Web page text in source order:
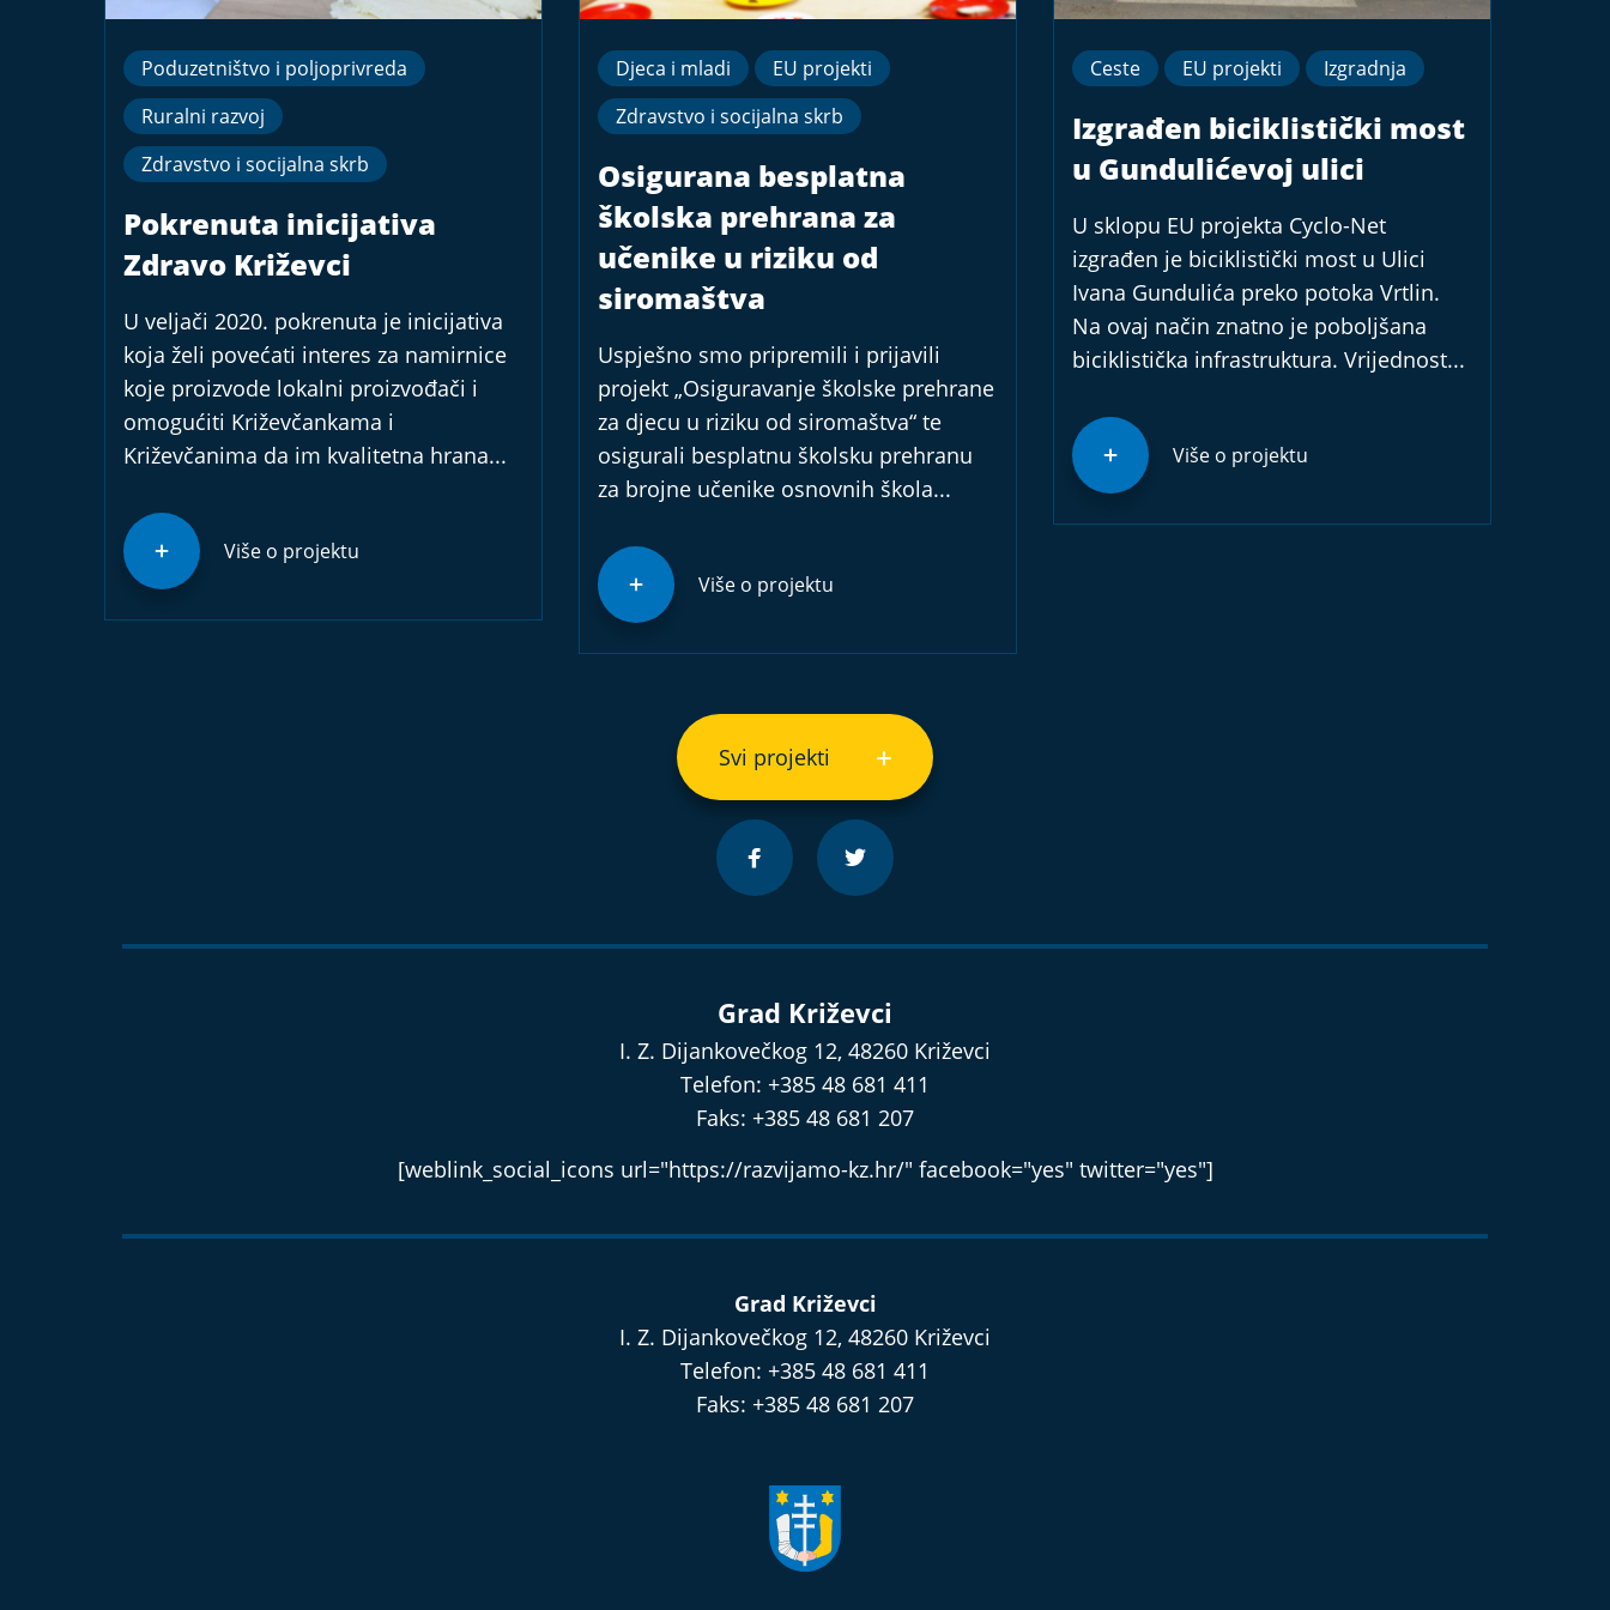
Poduzetništvo i poljoprivreda
Ruralni razvoj
Zdravstvo i socijalna skrb
Pokrenuta inicijativa
Zdravo Križevci
U veljači 2020. pokrenuta je inicijativa
koja želi povećati interes za namirnice
koje proizvode lokalni proizvođači i
omogućiti Križevčankama i
Križevčanima da im kvalitetna hrana...
Više o projektu
Djeca i mladi
EU projekti
Zdravstvo i socijalna skrb
Osigurana besplatna
školska prehrana za
učenike u riziku od
siromaštva
Uspješno smo pripremili i prijavili
projekt „Osiguravanje školske prehrane
za djecu u riziku od siromaštva“ te
osigurali besplatnu školsku prehranu
za brojne učenike osnovnih škola...
Više o projektu
Ceste EU projekti Izgradnja
Izgrađen biciklistički most
u Gundulićevoj ulici
U sklopu EU projekta Cyclo-Net
izgrađen je biciklistički most u Ulici
Ivana Gundulića preko potoka Vrtlin.
Na ovaj način znatno je poboljšana
biciklistička infrastruktura. Vrijednost...
Više o projektu
Svi projekti
Grad Križevci
I. Z. Dijankovečkog 12, 48260 Križevci
Telefon: +385 48 681 411
Faks: +385 48 681 207
[weblink_social_icons url="https://razvijamo-kz.hr/" facebook="yes" twitter="yes"]
Grad Križevci
I. Z. Dijankovečkog 12, 48260 Križevci
Telefon: +385 48 681 411
Faks: +385 48 681 207